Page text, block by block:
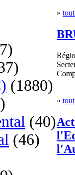
(1880)
(40)
(46)
»
»